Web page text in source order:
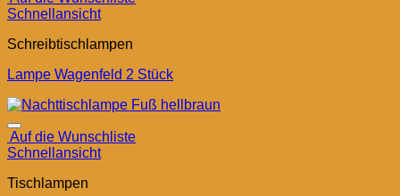
Schnellansicht
Schreibtischlampen
Lampe Wagenfeld 2 Stück
Auf die Wunschliste
Schnellansicht
Tischlampen